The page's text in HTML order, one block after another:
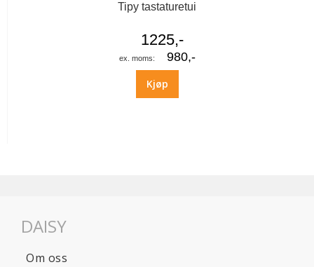
Tipy tastaturetui
1225,-
980,-
Kjøp
DAISY
Om oss